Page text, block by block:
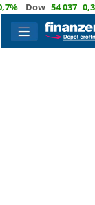
Dow 54 037 0,3%